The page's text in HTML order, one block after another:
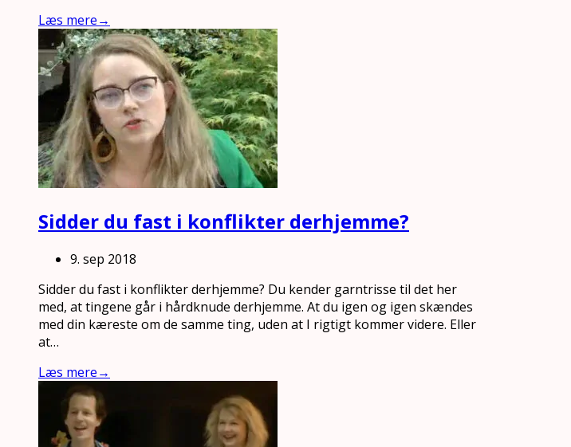
Læs mere→
Sidder du fast i konflikter derhjemme?
9. sep 2018
Sidder du fast i konflikter derhjemme? Du kender garntrisse til det her
med, at tingene går i hårdknude derhjemme. At du igen og igen skændes
med din kæreste om de samme ting, uden at I rigtigt kommer videre. Eller
at…
Læs mere→